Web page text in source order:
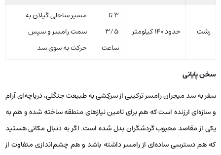
رشت حدود ۱۴۰ کیلومتر
۳ تا
۳/۵
ساعت
مسیر ساحلی گیلان به
سمت رامسر و سپس
حرکت به سوی سد
سخن پایانی
سفر به سد میجران رامسر ترکیبی از سرکِشی به طبیعت جنگلی، دریاچه‌ای آرام
و سازه‌ای ارزنده است که هم برای تامین نیازهای منطقه ساخته شده و هم به
یکی از مقاصد محبوب گردشگران بدل شده است. اگر به دنبال مکانی هستید
که هم دسترسی ساده‌ای از رامسر داشته باشد و هم چشم‌اندازی متفاوت از